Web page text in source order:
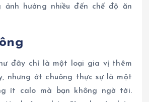
ảnh hưởng nhiều đến chế độ ăn
đây chỉ là một loại gia vị thêm
nhưng ớt chuông thực sự là một
ít calo mà bạn không ngờ tới.